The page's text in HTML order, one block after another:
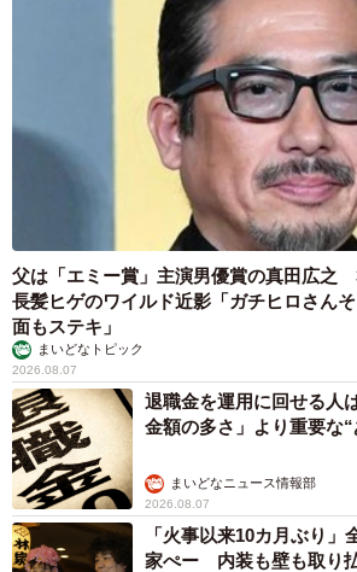
副業の年収（提供画像）
副業への満足度（提供画像）
「実際の副業の年収を教えてください
「10万円以下」が60.1％で最も多く、
円」の36.4％、「～300万円」の2.5％
父は「エミー賞」主演男優賞の真田広之
長髪ヒゲのワイルド近影「ガチヒロさん
面もステキ」
まいどなトピック
2026.08.07
退職金を運用に回せる人
金額の多さ」より重要な
まいどなニュース情報部
2026.08.07
「火事以来10カ月ぶり
家ぺー 内装も壁も取り